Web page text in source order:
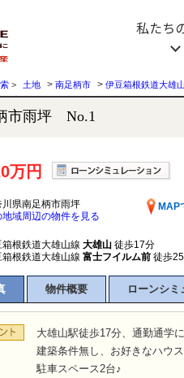
土地｜株式会社ダイトー建設不動産
私たち
> 土地 > 南足柄市 > 伊豆箱根鉄道大雄
市雨坪 No.1
万円
川県南足柄市雨坪
MAP
地域周辺の物件を見る
箱根鉄道大雄山線 大雄山 徒歩17分
箱根鉄道大雄山線 富士フイルム前 徒歩
物件概要 ローンシミ
大雄山駅徒歩17分、通勤通学
建築条件無し、お好きなハウ
駐車スペース2台♪